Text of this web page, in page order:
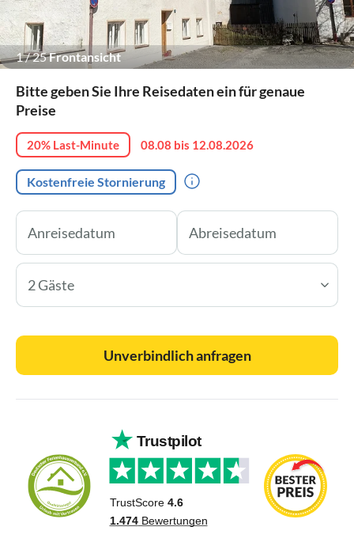
1/25Frontansicht
Bitte geben Sie Ihre Reisedaten ein für genaue
Preise
20% Last-Minute 08.08 bis 12.08.2026
Kostenfreie Stornierung
2 Gäste
Unverbindlich anfragen